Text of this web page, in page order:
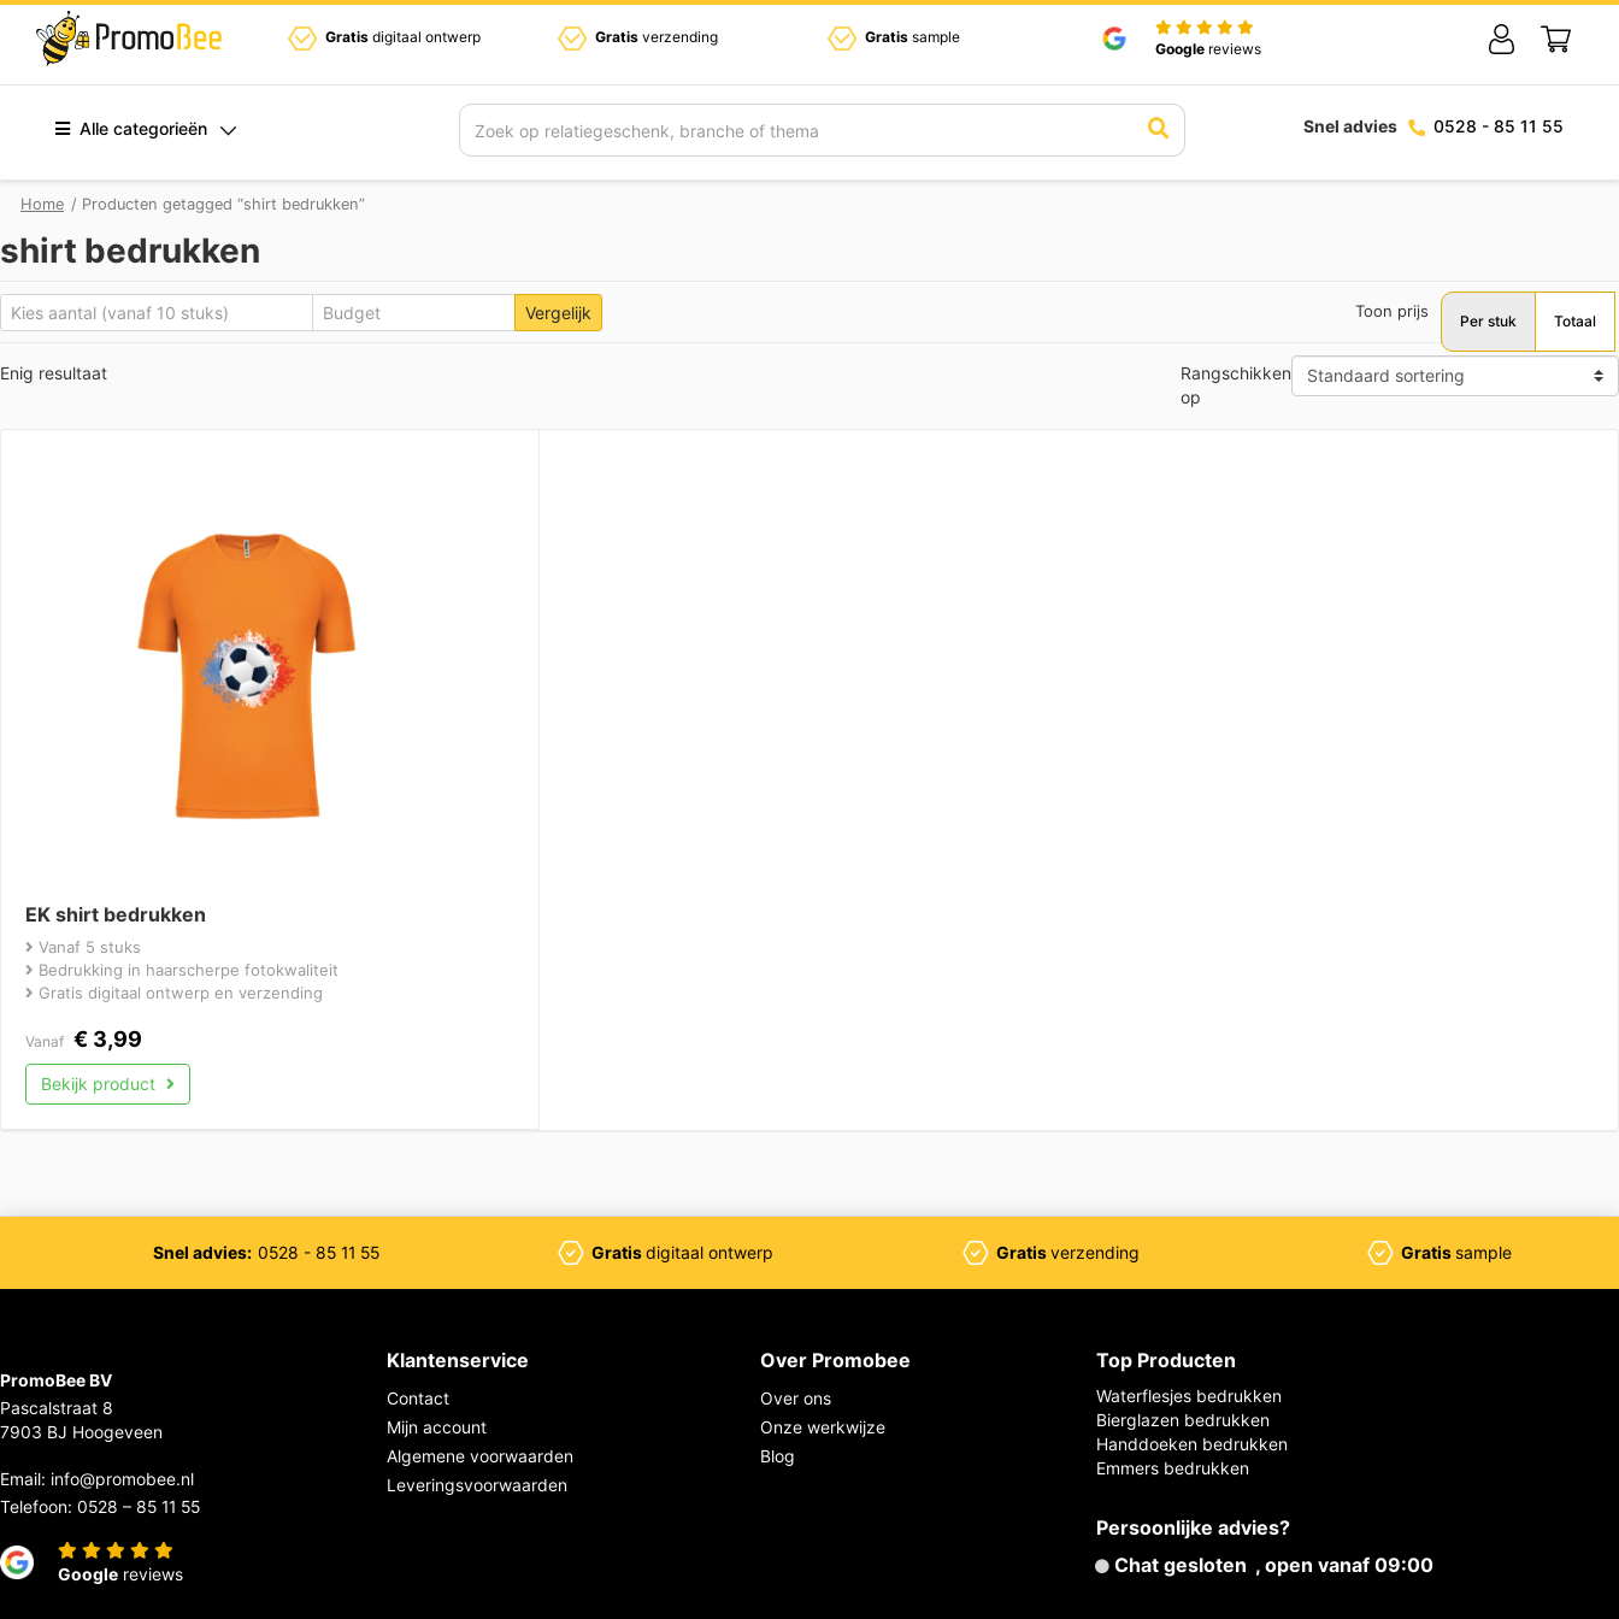
Gratis digitaal ontwerp Gratis verzending Gratis sample
Google reviews
Alle categorieën Zoek Snel advies 0528 - 85 11 55
Home / Producten getagged “shirt bedrukken”
shirt bedrukken
Vergelijk Toon prijs
Per stuk Totaal
Enig resultaat
Rangschikken
op
EK shirt bedrukken
Vanaf 5 stuks
Bedrukking in haarscherpe fotokwaliteit
Gratis digitaal ontwerp en verzending
Vanaf € 3,99
Bekijk product
Snel advies: 0528 - 85 11 55 Gratisdigitaal ontwerp Gratisverzending Gratissample
PromoBee BV
Pascalstraat 8
7903 BJ Hoogeveen
Email: info@promobee.nl
Telefoon: 0528 – 85 11 55
Google reviews
Klantenservice
Contact
Mijn account
Algemene voorwaarden
Leveringsvoorwaarden
Over Promobee
Over ons
Onze werkwijze
Blog
Top Producten
Waterflesjes bedrukken
Bierglazen bedrukken
Handdoeken bedrukken
Emmers bedrukken
Persoonlijke advies?
Chat gesloten , open vanaf 09:00